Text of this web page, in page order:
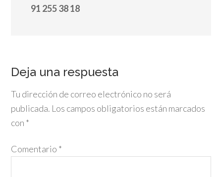
91 255 38 18
Deja una respuesta
Tu dirección de correo electrónico no será
publicada. Los campos obligatorios están marcados
con *
Comentario *